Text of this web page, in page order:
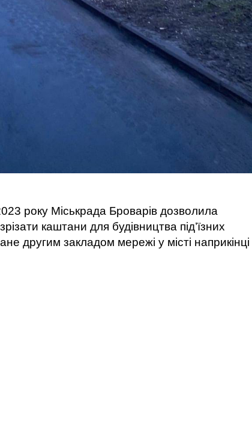
року Міськрада Броварів дозволила
каштани для будівництва під’їзних
другим закладом мережі у місті наприкінці